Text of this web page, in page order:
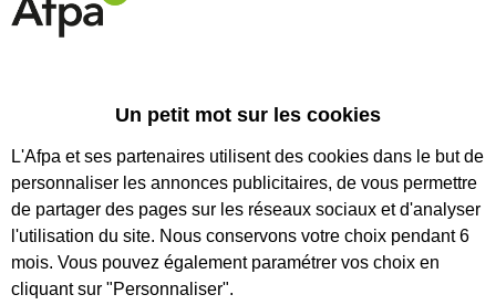
CENTRE DE COUTANCES
Un petit mot sur les cookies
L'Afpa et ses partenaires utilisent des cookies dans le but de
personnaliser les annonces publicitaires, de vous permettre
de partager des pages sur les réseaux sociaux et d'analyser
l'utilisation du site. Nous conservons votre choix pendant 6
mois. Vous pouvez également paramétrer vos choix en
cliquant sur "Personnaliser".